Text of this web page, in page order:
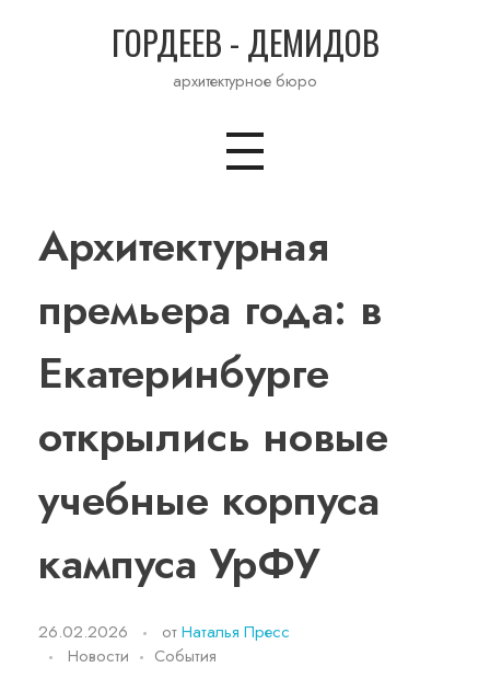
ГОРДЕЕВ - ДЕМИДОВ
архитектурное бюро
Архитектурная
премьера года: в
Екатеринбурге
открылись новые
учебные корпуса
кампуса УрФУ
26.02.2026 отНаталья Пресс
Новости
События